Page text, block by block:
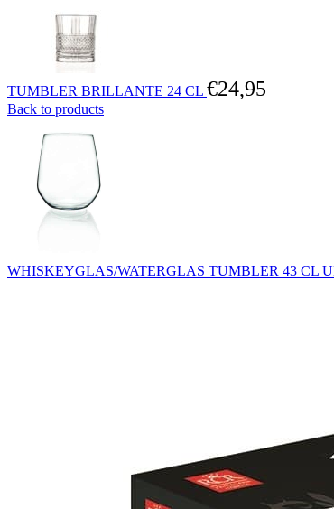
TUMBLER BRILLANTE 24 CL €24,95
Back to products
WHISKEYGLAS/WATERGLAS TUMBLER 43 CL